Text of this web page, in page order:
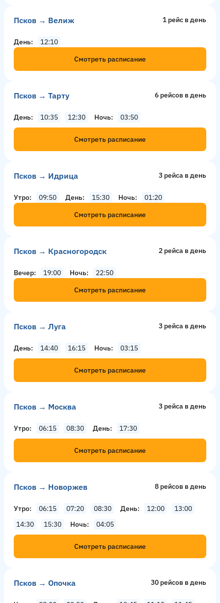
Псков → Велиж 1 рейс в день
День
12:10
Смотреть расписание
Псков → Тарту 6 рейсов в день
День 10:35 12:30 Ночь 03:50
Смотреть расписание
Псков → Идрица 3 рейсa в день
Утро 09:50 День 15:30 Ночь
01:20
Смотреть расписание
Псков → Красногородск 2 рейсa в день
Вечер 19:00 Ночь
22:50
Смотреть расписание
Псков → Луга 3 рейсa в день
День 14:40 16:15 Ночь 03:15
Смотреть расписание
Псков → Москва 3 рейсa в день
Утро 06:15 08:30 День 17:30
Смотреть расписание
Псков → Новоржев 8 рейсов в день
Утро 06:15 07:20 08:30 День 12:00
13:00
14:30
15:30 Ночь 04:05
Смотреть расписание
Псков → Опочка 30 рейсов в день